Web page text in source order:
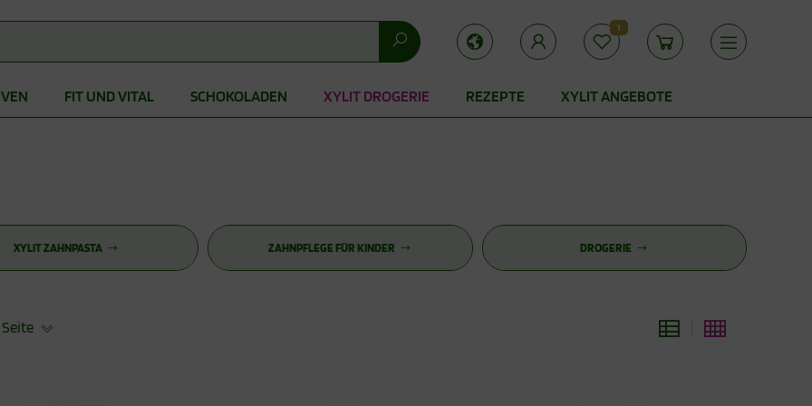
1
FIT UND VITAL SCHOKOLADEN XYLIT DROGERIE REZEPTE XYLIT ANGEBOTE
XYLIT ZAHNPASTA ZAHNPFLEGE FÜR KINDER DROGERIE